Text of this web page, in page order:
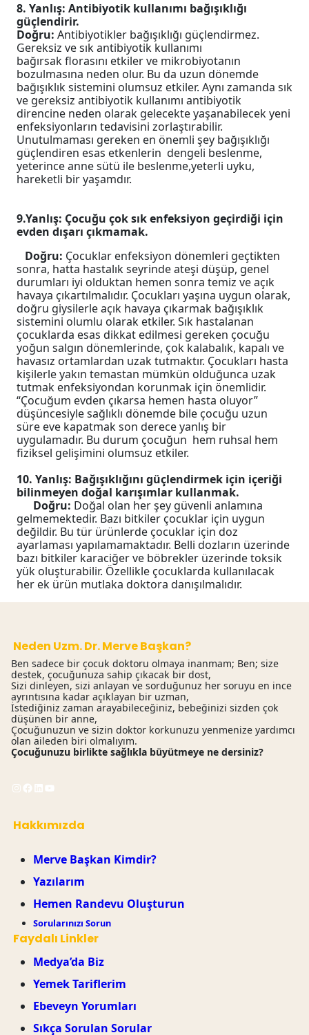
8. Yanlış: Antibiyotik kullanımı bağışıklığı
güçlendirir.
Doğru: Antibiyotikler bağışıklığı güçlendirmez.
Gereksiz ve sık antibiyotik kullanımı
bağırsak florasını etkiler ve mikrobiyotanın
bozulmasına neden olur. Bu da uzun dönemde
bağışıklık sistemini olumsuz etkiler. Aynı zamanda sık
ve gereksiz antibiyotik kullanımı antibiyotik
direncine neden olarak gelecekte yaşanabilecek yeni
enfeksiyonların tedavisini zorlaştırabilir.
Unutulmaması gereken en önemli şey bağışıklığı
güçlendiren esas etkenlerin dengeli beslenme,
yeterince anne sütü ile beslenme,yeterli uyku,
hareketli bir yaşamdır.
9.Yanlış: Çocuğu çok sık enfeksiyon geçirdiği için
evden dışarı çıkmamak.
Doğru: Çocuklar enfeksiyon dönemleri geçtikten
sonra, hatta hastalık seyrinde ateşi düşüp, genel
durumları iyi olduktan hemen sonra temiz ve açık
havaya çıkartılmalıdır. Çocukları yaşına uygun olarak,
doğru giysilerle açık havaya çıkarmak bağışıklık
sistemini olumlu olarak etkiler. Sık hastalanan
çocuklarda esas dikkat edilmesi gereken çocuğu
yoğun salgın dönemlerinde, çok kalabalık, kapalı ve
havasız ortamlardan uzak tutmaktır. Çocukları hasta
kişilerle yakın temastan mümkün olduğunca uzak
tutmak enfeksiyondan korunmak için önemlidir.
“Çocuğum evden çıkarsa hemen hasta oluyor”
düşüncesiyle sağlıklı dönemde bile çocuğu uzun
süre eve kapatmak son derece yanlış bir
uygulamadır. Bu durum çocuğun hem ruhsal hem
fiziksel gelişimini olumsuz etkiler.
10. Yanlış: Bağışıklığını güçlendirmek için içeriği
bilinmeyen doğal karışımlar kullanmak.
Doğru: Doğal olan her şey güvenli anlamına
gelmemektedir. Bazı bitkiler çocuklar için uygun
değildir. Bu tür ürünlerde çocuklar için doz
ayarlaması yapılamamaktadır. Belli dozların üzerinde
bazı bitkiler karaciğer ve böbrekler üzerinde toksik
yük oluşturabilir. Özellikle çocuklarda kullanılacak
her ek ürün mutlaka doktora danışılmalıdır.
Neden Uzm. Dr. Merve Başkan?
Ben sadece bir çocuk doktoru olmaya inanmam; Ben; size
destek, çocuğunuza sahip çıkacak bir dost,
Sizi dinleyen, sizi anlayan ve sorduğunuz her soruyu en ince
ayrıntısına kadar açıklayan bir uzman,
İstediğiniz zaman arayabileceğiniz, bebeğinizi sizden çok
düşünen bir anne,
Çocuğunuzun ve sizin doktor korkunuzu yenmenize yardımcı
olan aileden biri olmalıyım.
Çocuğunuzu birlikte sağlıkla büyütmeye ne dersiniz?
InstagramFacebook LinkedIn YouTube
Hakkımızda
Merve Başkan Kimdir?
Yazılarım
Hemen Randevu Oluşturun
Sorularınızı Sorun
Faydalı Linkler
Medya’da Biz
Yemek Tariflerim
Ebeveyn Yorumları
Sıkça Sorulan Sorular